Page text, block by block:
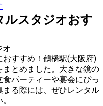
ルスタジオおす
オ
おすすめ！鶴橋駅(大阪府)
とめました。大きな鏡の
パーティーや宴会にぴっ
る際には、ぜひレンタル